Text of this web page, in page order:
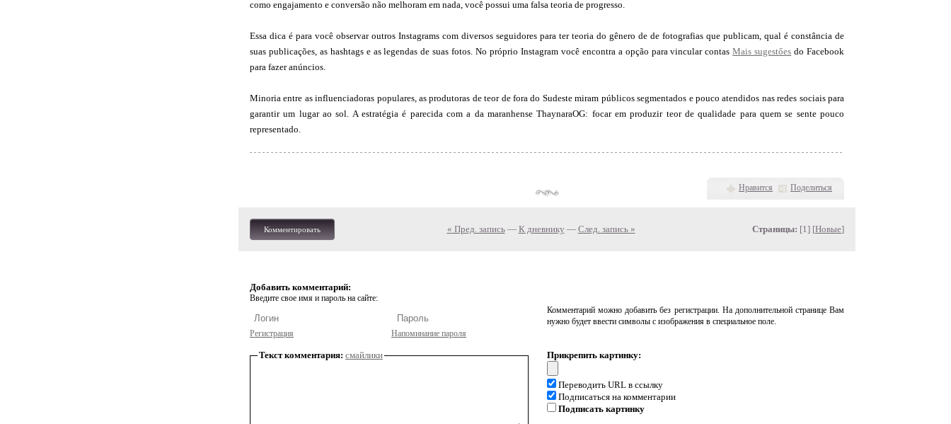
como engajamento e conversão não melhoram em nada, você possui uma falsa teoria de progresso.
Essa dica é para você observar outros Instagrams com diversos seguidores para ter teoria do gênero de de fotografias que publicam, qual é constância de
suas publicações, as hashtags e as legendas de suas fotos. No próprio Instagram você encontra a opção para vincular contasMais sugestőes do Facebook
para fazer anúncios.
Minoria entre as influenciadoras populares, as produtoras de teor de fora do Sudeste miram públicos segmentados e pouco atendidos nas redes sociais para
garantir um lugar ao sol. A estratégia é parecida com a da maranhense ThaynaraOG: focar em produzir teor de qualidade para quem se sente pouco
representado.
Нравится Поделиться
Комментировать « Пред. запись— К дневнику — След. запись » Страницы: [1] [Новые]
Добавить комментарий:
Введите свое имя и пароль на сайте:
Регистрация Напоминание пароля
Комментарий можно добавить без регистрации. На дополнительной странице Вам
нужно будет ввести символы с изображения в специальное поле.
Текст комментария: смайлики Прикрепить картинку:
Переводить URL в ссылку
Подписаться на комментарии
Подписать картинку